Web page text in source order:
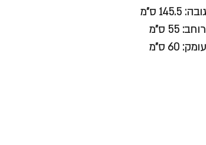
גובה: 145.5 ס”מ
רוחב: 55 ס”מ
עומק: 60 ס”מ